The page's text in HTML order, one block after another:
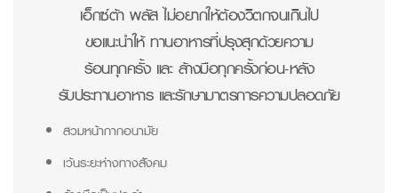
เอ็กซ์ต้า พลัส ไม่อยากให้ต้องวิตกจนเกินไป
ขอแนะนำให้ ทานอาหารที่ปรุงสุกด้วยความ
ร้อนทุกครั้ง และ ล้างมือทุกครั้งก่อน-หลัง
รับประทานอาหาร และรักษามาตรการความปลอดภัย
สวมหน้ากากอนามัย
เว้นระยะห่างทางสังคม